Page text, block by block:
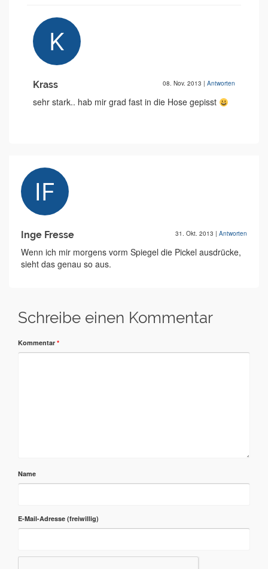
Krass 08. Nov. 2013 | Antworten
sehr stark.. hab mir grad fast in die Hose gepisst
Inge Fresse 31. Okt. 2013 | Antworten
Wenn ich mir morgens vorm Spiegel die Pickel ausdrücke,
sieht das genau so aus.
Schreibe einen Kommentar
Kommentar *
Name
E-Mail-Adresse